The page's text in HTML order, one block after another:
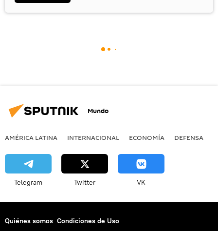
Mundo
AMÉRICA LATINA INTERNACIONAL ECONOMÍA DEFENSA
Telegram Twitter VK
Quiénes somos Condiciones de Uso